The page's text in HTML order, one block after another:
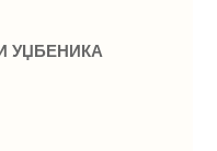
УЏБЕНИКА